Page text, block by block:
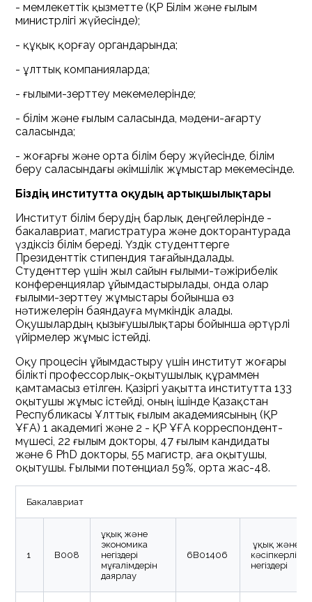
- мемлекеттік қызметте (ҚР Білім және ғылым
министрлігі жүйесінде);
- құқық қорғау органдарында;
- ұлттық компанияларда;
- ғылыми-зерттеу мекемелерінде;
- білім және ғылым саласында, мәдени-ағарту
саласында;
- жоғарғы және орта білім беру жүйесінде, білім
беру саласындағы әкімшілік жұмыстар мекемесінде.
Біздің институтта оқудың артықшылықтары
Институт білім берудің барлық деңгейлерінде -
бакалавриат, магистратура және докторантурада
үздіксіз білім береді. Үздік студенттерге
Президенттік стипендия тағайындалады.
Студенттер үшін жыл сайын ғылыми-тәжірибелік
конференциялар ұйымдастырылады, онда олар
ғылыми-зерттеу жұмыстары бойынша өз
нәтижелерін баяндауға мүмкіндік алады.
Оқушылардың қызығушылықтары бойынша әртүрлі
үйірмелер жұмыс істейді.
Оқу процесін ұйымдастыру үшін институт жоғары
білікті профессорлық-оқытушылық құраммен
қамтамасыз етілген. Қазіргі уақытта институтта 133
оқытушы жұмыс істейді, оның ішінде Қазақстан
Республикасы Ұлттық ғылым академиясының (ҚР
ҰҒА) 1 академигі және 2 - ҚР ҰҒА корреспондент-
мүшесі, 22 ғылым докторы, 47 ғылым кандидаты
және 6 PhD докторы, 55 магистр, аға оқытушы,
оқытушы. Ғылыми потенциал 59%, орта жас-48.
Бакалавриат
1 В008
Құқық және
экономика
негіздері
мұғалімдерін
даярлау
6B01406
Құқық және
кәсіпкерлік
негіздері